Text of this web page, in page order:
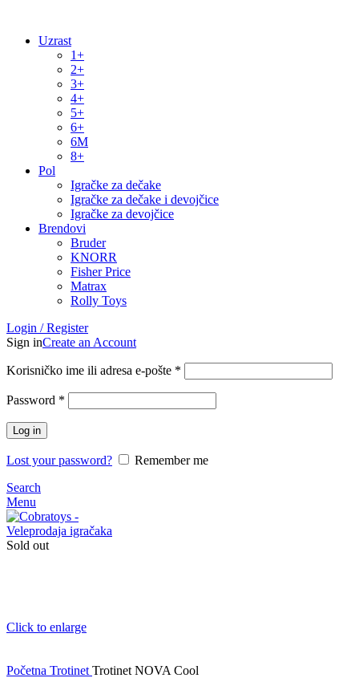
Uzrast
1+
2+
3+
4+
5+
6+
6M
8+
Pol
Igračke za dečake
Igračke za dečake i devojčice
Igračke za devojčice
Brendovi
Bruder
KNORR
Fisher Price
Matrax
Rolly Toys
Login / Register
Sign inCreate an Account
Korisničko ime ili adresa e-pošte *
Password *
Log in
Lost your password?
Remember me
Search
Menu
Sold out
Click to enlarge
Početna Trotinet Trotinet NOVA Cool